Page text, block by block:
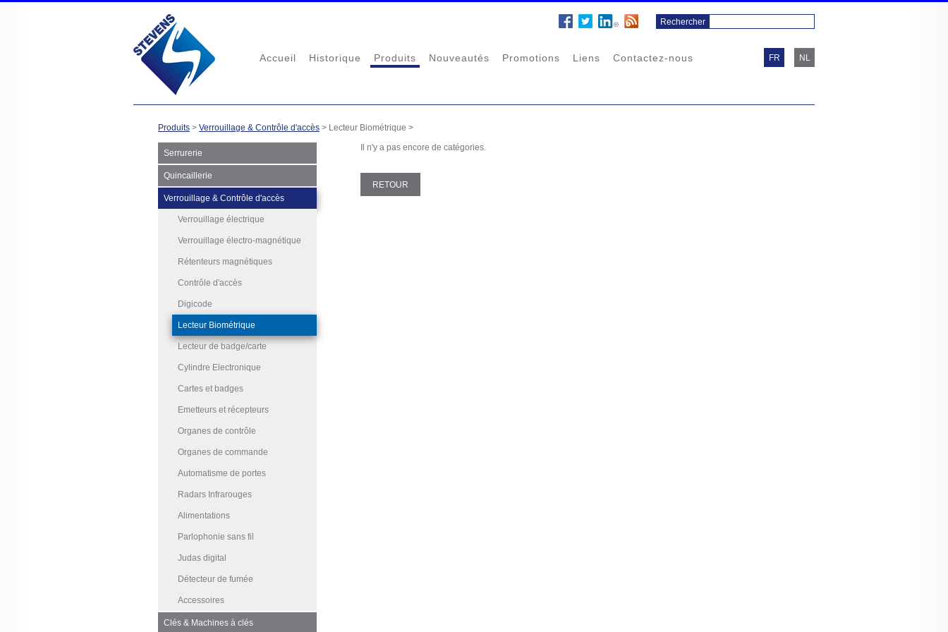
Accueil Historique Produits Nouveautés Promotions Liens Contactez-nous FR NL
Produits > Verrouillage & Contrôle d'accès > Lecteur Biométrique >
Serrurerie
Quincaillerie
Verrouillage & Contrôle d'accès
Verrouillage électrique
Verrouillage électro-magnétique
Rétenteurs magnétiques
Contrôle d'accès
Digicode
Lecteur Biométrique
Lecteur de badge/carte
Cylindre Electronique
Cartes et badges
Emetteurs et récepteurs
Organes de contrôle
Organes de commande
Automatisme de portes
Radars Infrarouges
Alimentations
Parlophonie sans fil
Judas digital
Détecteur de fumée
Accessoires
Clés & Machines à clés
Il n'y a pas encore de catégories.
RETOUR